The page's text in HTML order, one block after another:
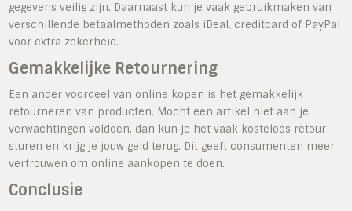
gegevens veilig zijn. Daarnaast kun je vaak gebruikmaken van
verschillende betaalmethoden zoals iDeal, creditcard of PayPal
voor extra zekerheid.
Gemakkelijke Retournering
Een ander voordeel van online kopen is het gemakkelijk
retourneren van producten. Mocht een artikel niet aan je
verwachtingen voldoen, dan kun je het vaak kosteloos retour
sturen en krijg je jouw geld terug. Dit geeft consumenten meer
vertrouwen om online aankopen te doen.
Conclusie